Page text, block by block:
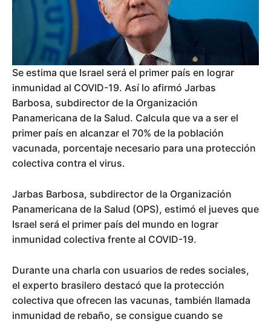
Se estima que Israel será el primer país en lograr
inmunidad al COVID-19. Así lo afirmó Jarbas
Barbosa, subdirector de la Organización
Panamericana de la Salud. Calcula que va a ser el
primer país en alcanzar el 70% de la población
vacunada, porcentaje necesario para una protección
colectiva contra el virus.
Jarbas Barbosa, subdirector de la Organización
Panamericana de la Salud (OPS), estimó el jueves que
Israel será el primer país del mundo en lograr
inmunidad colectiva frente al COVID-19.
Durante una charla con usuarios de redes sociales,
el experto brasilero destacó que la protección
colectiva que ofrecen las vacunas, también llamada
inmunidad de rebaño, se consigue cuando se